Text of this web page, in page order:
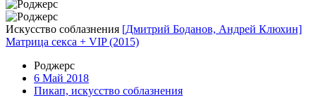
Искусство соблазнения [Дмитрий Боданов, Андрей Клюхин]
Матрица секса + VIP (2015)
Роджерc
6 Май 2018
Пикап, искусство соблазнения